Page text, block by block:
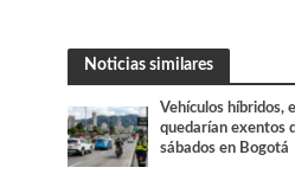
Noticias similares
Vehículos híbridos,
quedarían exentos
sábados en Bogotá